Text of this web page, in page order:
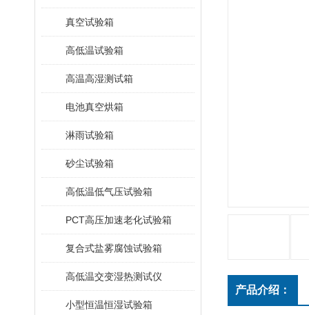
真空试验箱
高低温试验箱
高温高湿测试箱
电池真空烘箱
淋雨试验箱
砂尘试验箱
高低温低气压试验箱
PCT高压加速老化试验箱
复合式盐雾腐蚀试验箱
高低温交变湿热测试仪
小型恒温恒湿试验箱
产品介绍：